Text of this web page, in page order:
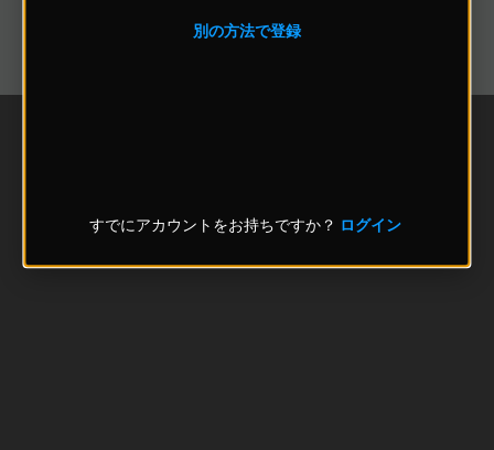
別の方法で登録
すでにアカウントをお持ちですか？ ログイン